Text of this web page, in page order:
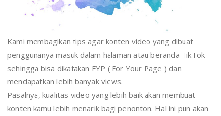
Kami membagikan tips agar konten video yang dibuat
penggunanya masuk dalam halaman atau beranda TikTok
sehingga bisa dikatakan FYP ( For Your Page ) dan
mendapatkan lebih banyak views.
Pasalnya, kualitas video yang lebih baik akan membuat
konten kamu lebih menarik bagi penonton. Hal ini pun akan